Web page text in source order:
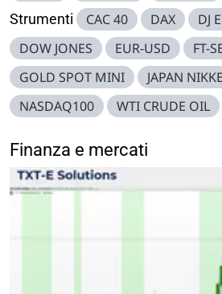
Strumenti CAC 40 DAX
DJ
DOW JONES
EUR-USD FT-
GOLD SPOT MINI
JAPAN
NASDAQ100
WTI CRUDE OIL
Finanza e mercati